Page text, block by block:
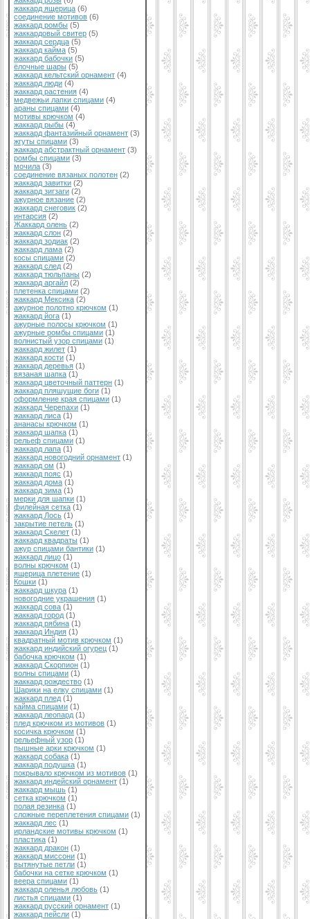
жаккард ящерица (6)
соединение мотивов (6)
жаккард ромбы (5)
жаккардовый свитер (5)
жаккард сердца (5)
жаккард кайма (5)
жаккард бабочки (5)
ёлочные шары (5)
жаккард кельтский орнамент (4)
жаккард люди (4)
жаккард растения (4)
медвежьи лапки спицами (4)
араны спицами (4)
мотивы крючком (4)
жаккард рыбы (4)
жаккард фантазийный орнамент (3)
жгуты спицами (3)
жаккард абстрактный орнамент (3)
ромбы спицами (3)
мочила (3)
соединение вязаных полотен (2)
жаккард завитки (2)
жаккард зигзаги (2)
ажурное вязание (2)
жаккард снеговик (2)
интарсия (2)
Жаккард олень (2)
жаккард слон (2)
жаккард зодиак (2)
жаккард лама (2)
косы спицами (2)
жаккард след (2)
жаккард тюльпаны (2)
жаккард аргайл (2)
плетенка спицами (2)
жаккард Мексика (2)
ажурное полотно крючком (1)
жаккард йога (1)
ажурные полосы крючком (1)
ажурные ромбы спицами (1)
волнистый узор спицами (1)
жаккард жилет (1)
жаккард кости (1)
жаккард деревья (1)
вязаная шапка (1)
жаккард цветочный паттерн (1)
жаккард пляшущие боги (1)
оформление края спицами (1)
жаккард Черепахи (1)
жаккард лиса (1)
ананасы крючком (1)
жаккард шапка (1)
рельеф спицами (1)
жаккард лапа (1)
жаккард новогодний орнамент (1)
жаккард ом (1)
жаккард пояс (1)
жаккард дома (1)
жаккард зима (1)
мерки для шапки (1)
филейная сетка (1)
жаккард Лось (1)
закрытие петель (1)
жаккард Скелет (1)
жаккард квадраты (1)
ажур спицами бантики (1)
жаккард лицо (1)
волны крючком (1)
ящерица плетение (1)
Кошки (1)
жаккард шкура (1)
новогодние украшения (1)
жаккард сова (1)
жаккард город (1)
жаккард рябина (1)
жаккард Индия (1)
квадратный мотив крючком (1)
жаккард индийский огурец (1)
бабочка крючком (1)
жаккард Скорпион (1)
волны спицами (1)
жаккард рождество (1)
Шарики на елку спицами (1)
жаккард плед (1)
кайма спицами (1)
жаккард леопард (1)
плед крючком из мотивов (1)
косичка крючком (1)
рельефный узор (1)
пышные арки крючком (1)
жаккард собака (1)
жаккард подушка (1)
покрывало крючком из мотивов (1)
жаккард индейский орнамент (1)
жаккард мышь (1)
сетка крючком (1)
полая резинка (1)
сложные переплетения спицами (1)
жаккард лес (1)
ирландские мотивы крючком (1)
пластика (1)
жаккард дракон (1)
жаккард миссони (1)
вытянутые петли (1)
бабочки на сетке крючком (1)
веера спицами (1)
жаккард оленья любовь (1)
листья спицами (1)
жаккард русский орнамент (1)
жаккард пейсли (1)